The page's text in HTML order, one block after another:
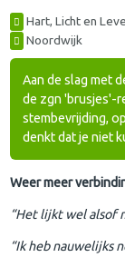
Hart, Licht en
Noordwijk
Aan de slag met
de zgn 'brusjes'-
stembevrijding,
denkt dat je niet
Weer meer
“Het lijkt wel alsof
“Ik heb nauwelijks